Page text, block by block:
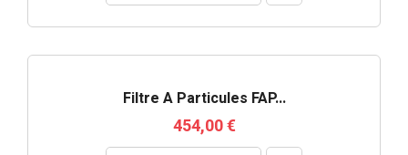
Filtre À Particules FAP...
454,00 €